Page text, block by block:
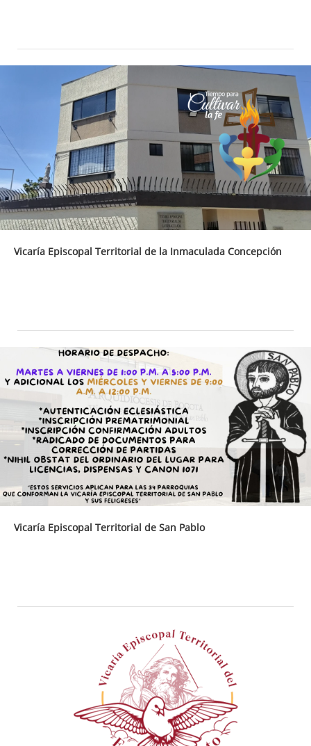
Vicaría Episcopal Territorial de la Inmaculada Concepción
Vicaría Episcopal Territorial de San Pablo